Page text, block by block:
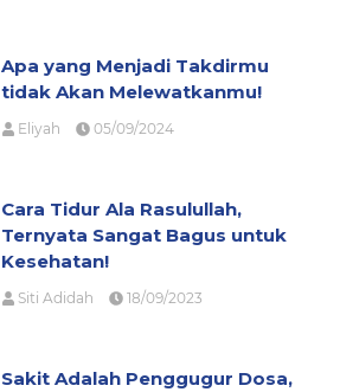
Apa yang Menjadi Takdirmu
tidak Akan Melewatkanmu!
Eliyah 05/09/2024
Cara Tidur Ala Rasulullah,
Ternyata Sangat Bagus untuk
Kesehatan!
Siti Adidah 18/09/2023
Sakit Adalah Penggugur Dosa,